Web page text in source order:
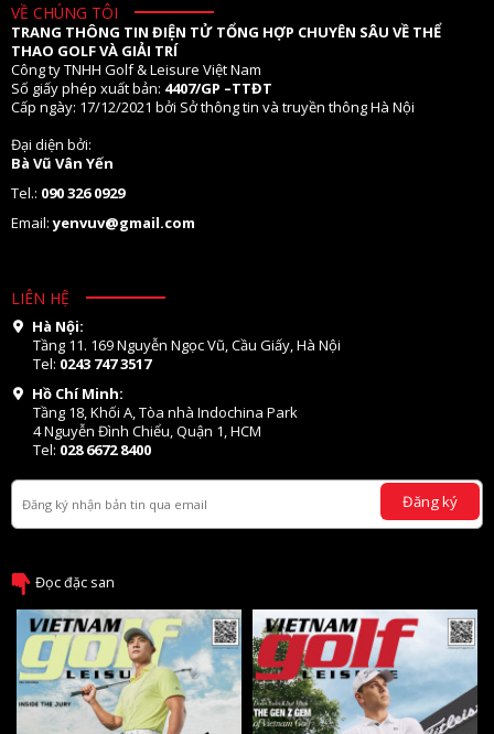
VỀ CHÚNG TÔI
TRANG THÔNG TIN ĐIỆN TỬ TỔNG HỢP CHUYÊN SÂU VỀ THỂ
THAO GOLF VÀ GIẢI TRÍ
Công ty TNHH Golf & Leisure Việt Nam
Số giấy phép xuất bản: 4407/GP –TTĐT
Cấp ngày: 17/12/2021 bởi Sở thông tin và truyền thông Hà Nội
Đại diện bởi:
Bà Vũ Vân Yến
Tel.: 090 326 0929
Email:yenvuv@gmail.com
LIÊN HỆ
Hà Nội:
Tầng 11. 169 Nguyễn Ngọc Vũ, Cầu Giấy, Hà Nội
Tel: 0243 747 3517
Hồ Chí Minh:
Tầng 18, Khối A, Tòa nhà Indochina Park
4 Nguyễn Đình Chiểu, Quận 1, HCM
Tel: 028 6672 8400
Đăng ký
Đọc đặc san